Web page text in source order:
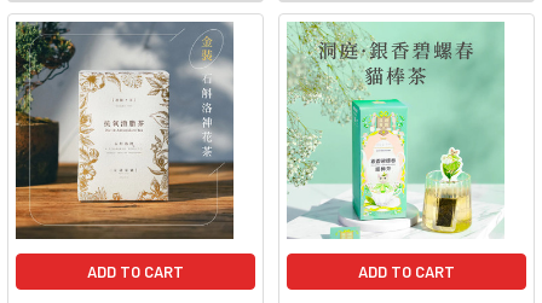
ADD TO CART ADD TO CART